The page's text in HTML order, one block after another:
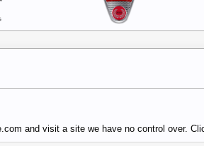
and visit a site we have no control over.